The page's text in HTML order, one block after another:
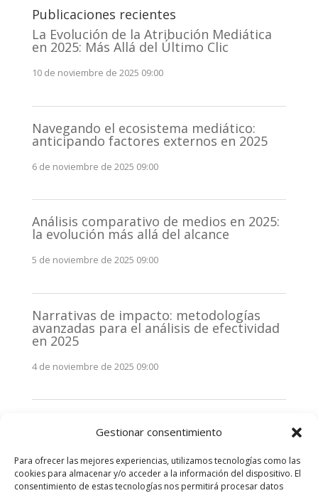
Gestionar consentimiento
Para ofrecer las mejores experiencias, utilizamos tecnologías como las
cookies para almacenar y/o acceder a la información del dispositivo. El
consentimiento de estas tecnologías nos permitirá procesar datos
Publicaciones recientes
La Evolución de la Atribución Mediática
en 2025: Más Allá del Último Clic
10 de noviembre de 2025 09:00
Navegando el ecosistema mediático:
anticipando factores externos en 2025
6 de noviembre de 2025 09:00
Análisis comparativo de medios en 2025:
la evolución más allá del alcance
5 de noviembre de 2025 09:00
Narrativas de impacto: metodologías
avanzadas para el análisis de efectividad
en 2025
4 de noviembre de 2025 09:00
stakeholders en 2025: La clave de la
3 de noviembre de 2025 09:00